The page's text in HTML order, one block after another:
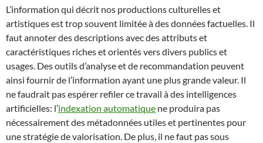
L’information qui décrit nos productions culturelles et
artistiques est trop souvent limitée à des données factuelles. Il
faut annoter des descriptions avec des attributs et
caractéristiques riches et orientés vers divers publics et
usages. Des outils d’analyse et de recommandation peuvent
ainsi fournir de l’information ayant une plus grande valeur. Il
ne faudrait pas espérer refiler ce travail à des intelligences
artificielles: l’indexation automatique ne produira pas
nécessairement des métadonnées utiles et pertinentes pour
une stratégie de valorisation. De plus, il ne faut pas sous